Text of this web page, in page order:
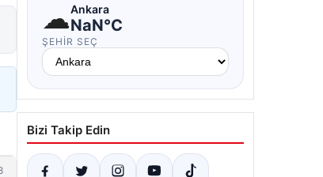
☁Ankara
NaN°C
ŞEHIR SEÇ
Bizi Takip Edin